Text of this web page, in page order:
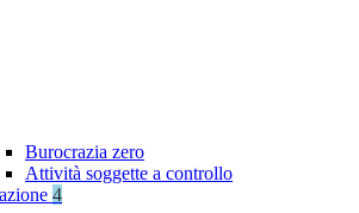
Burocrazia zero
Attività soggette a controllo
4